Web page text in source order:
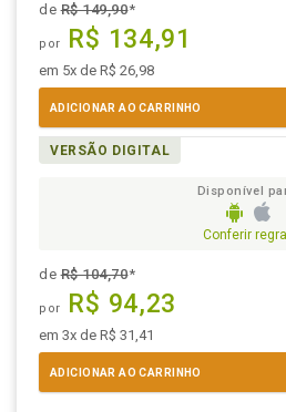
deR$ 149,90*
por R$ 134,91
em 5x de R$ 26,98
ADICIONAR AO CARRINHO
VERSÃO DIGITAL
Disponível
Conferir
deR$ 104,70*
por R$ 94,23
em 3x de R$ 31,41
ADICIONAR AO CARRINHO